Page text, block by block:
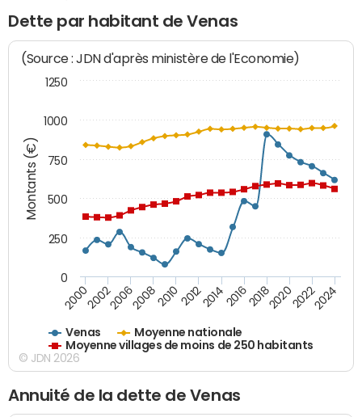
Dette par habitant de Venas
Montants (€)
(Source : JDN d'après ministère de l'Economie)
Venas
Moyenne nationale
Moyenne villages de moins de 250 habitants
200020022006200820102012201420162018202020222024
0
250
500
750
1000
1250
© JDN 2026
Annuité de la dette de Venas